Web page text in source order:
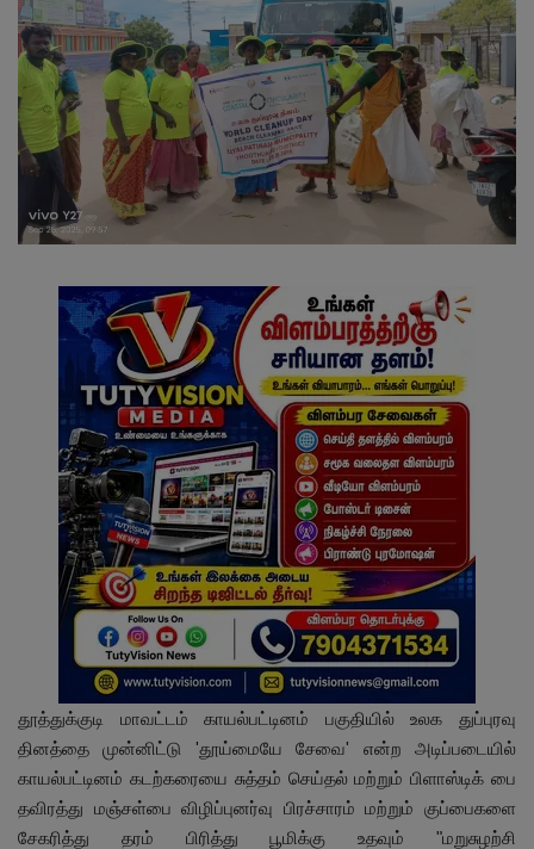
வேலைவாய்ப்பு
சட்டமன்ற தேர்தல் 2026
தொழில்நுட்பம்
மக்கள் புகார்கள்
சிறப்பு செய்திகள்
தூத்துக்குடி மாவட்டம் காயல்பட்டினம் பகுதியில் உலக துப்புரவு
தினத்தை முன்னிட்டு 'தூய்மையே சேவை' என்ற அடிப்படையில்
காயல்பட்டினம் கடற்கரையை சுத்தம் செய்தல் மற்றும் பிளாஸ்டிக் பை
தவிரத்து மஞ்சள்பை விழிப்புனர்வு பிரச்சாரம் மற்றும் குப்பைகளை
சேகரித்து தரம் பிரித்து பூமிக்கு உதவும் "மறுசுழற்சி